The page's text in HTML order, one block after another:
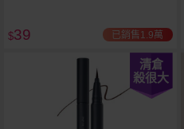
$39 已銷售1.9萬
清倉
殺很大